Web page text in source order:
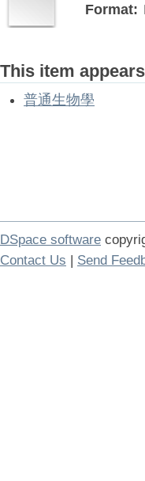
Format:
This item
普通生物學
DSpace software
Contact Us | Send